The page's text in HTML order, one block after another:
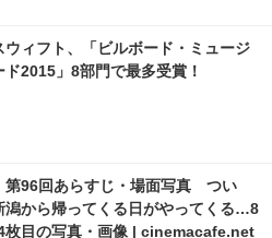
ウィフト、「ビルボード・ミュージ
ド2015」8部門で最多受賞！
第96回あらすじ・場面写真 つい
潟から帰ってくる日がやってくる…8
枚目の写真・画像 | cinemacafe.net